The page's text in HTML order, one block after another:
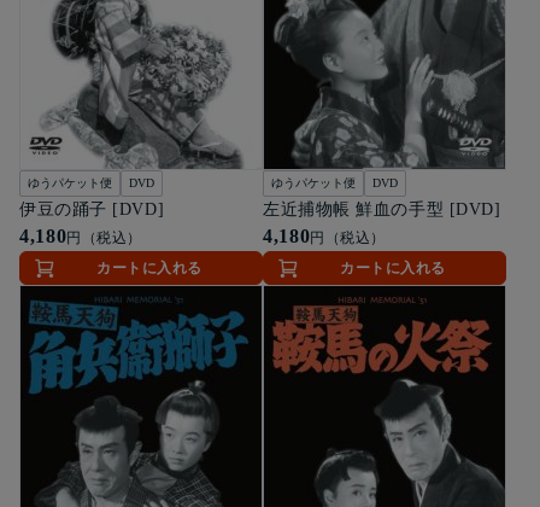
ゆうパケット便 DVD
伊豆の踊子 [DVD]
4,180円（税込）
カートに入れる
ゆうパケット便 DVD
左近捕物帳 鮮血の手型 [DVD]
4,180円（税込）
カートに入れる